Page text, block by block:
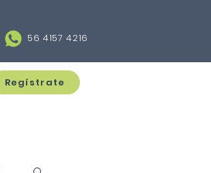
56 4157 4216
Regístrate